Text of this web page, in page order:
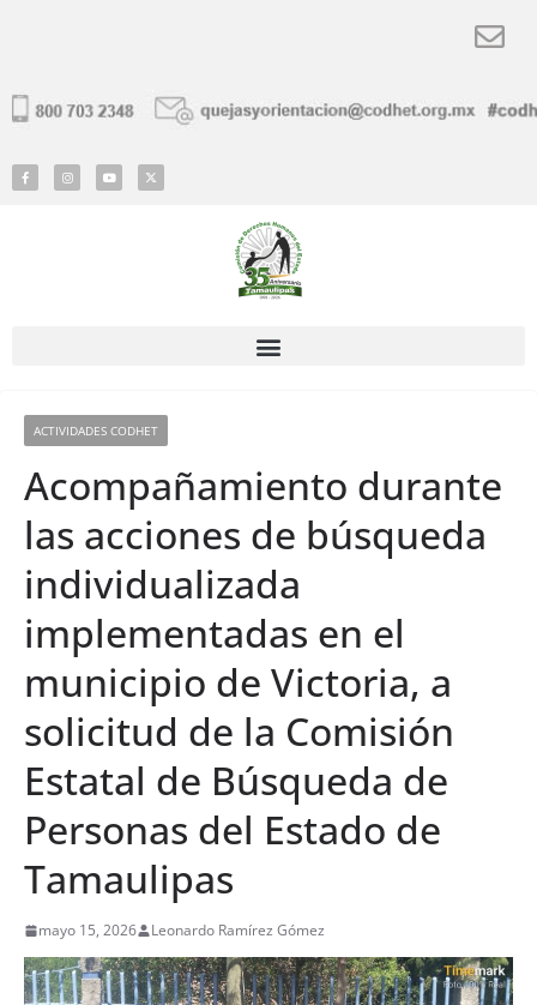
ACTIVIDADES CODHET
Acompañamiento durante
las acciones de búsqueda
individualizada
implementadas en el
municipio de Victoria, a
solicitud de la Comisión
Estatal de Búsqueda de
Personas del Estado de
Tamaulipas
mayo 15, 2026 Leonardo Ramírez Gómez